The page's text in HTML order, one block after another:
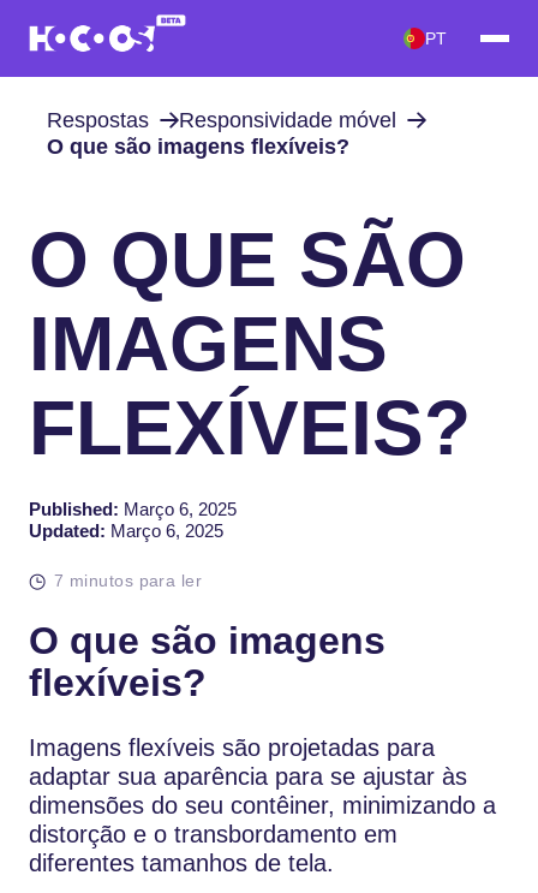
PT
Respostas
Responsividade móvel
O que são imagens flexíveis?
O QUE SÃO
IMAGENS
FLEXÍVEIS?
Published: Março 6, 2025
Updated: Março 6, 2025
7 minutos para ler
O que são imagens
flexíveis?
Imagens flexíveis são projetadas para
adaptar sua aparência para se ajustar às
dimensões do seu contêiner, minimizando a
distorção e o transbordamento em
diferentes tamanhos de tela.